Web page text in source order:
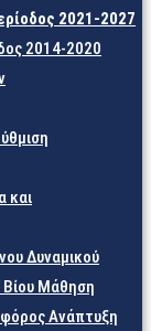
2021-2027
2014-2020
και
Δυναμικού
Βίου Μάθηση
Ανάπτυξη